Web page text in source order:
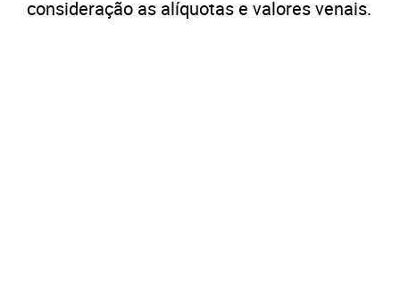
consideração as alíquotas e valores venais.